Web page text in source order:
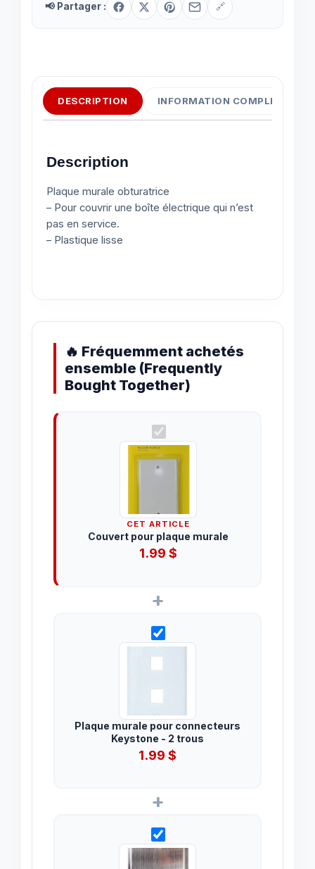
📢 Partager : 🔗
DESCRIPTION INFORMATION
Description
Plaque murale obturatrice
– Pour couvrir une boîte électrique qui n’est
pas en service.
– Plastique lisse
🔥 Fréquemment achetés
ensemble (Frequently
Bought Together)
CET ARTICLE
Couvert pour plaque murale
1.99$
+
Plaque murale pour connecteurs
Keystone - 2 trous
1.99 $
+